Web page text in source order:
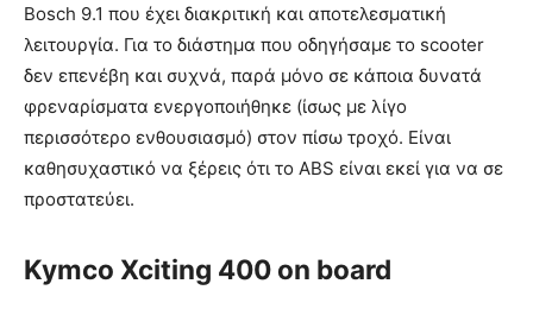
Bosch 9.1 που έχει διακριτική και αποτελεσματική
λειτουργία. Για το διάστημα που οδηγήσαμε το scooter
δεν επενέβη και συχνά, παρά μόνο σε κάποια δυνατά
φρεναρίσματα ενεργοποιήθηκε (ίσως με λίγο
περισσότερο ενθουσιασμό) στον πίσω τροχό. Είναι
καθησυχαστικό να ξέρεις ότι το ABS είναι εκεί για να σε
προστατεύει.
Kymco Xciting 400 on board